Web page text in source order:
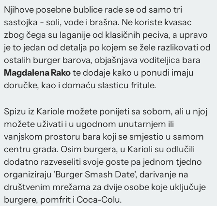
Njihove posebne bublice rade se od samo tri
sastojka - soli, vode i brašna. Ne koriste kvasac
zbog čega su laganije od klasičnih peciva, a upravo
je to jedan od detalja po kojem se žele razlikovati od
ostalih burger barova, objašnjava voditeljica bara
Magdalena Rakote dodaje kako u ponudi imaju
doručke, kao i domaću slasticu fritule.
Spizu iz Kariole možete ponijeti sa sobom, ali u njoj
možete uživati i u ugodnom unutarnjem ili
vanjskom prostoru bara koji se smjestio u samom
centru grada. Osim burgera, u Karioli su odlučili
dodatno razveseliti svoje goste pa jednom tjedno
organiziraju 'Burger Smash Date', darivanje na
društvenim mrežama za dvije osobe koje uključuje
burgere, pomfrit i Coca-Colu.